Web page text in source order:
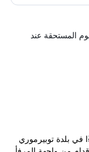
المستحقة عند
في بلدة توبيرموري